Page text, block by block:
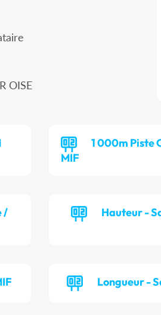
OISE
1 000m Piste
MIF
/
Hauteur -
Longueur -